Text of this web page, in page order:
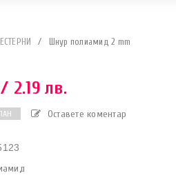
/ Шнур полиамид 2 mm
2.19 лв.
Оставете коментар